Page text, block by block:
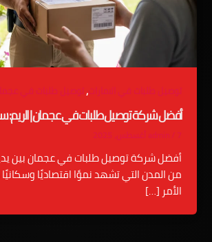
توصيل طلبات في الامارات,توصيل طلبات في
أفضل شركة توصيل طلبات في عجمان | الريم:
admin/ 7 أغسطس، 2025
أفضل شركة توصيل طلبات في عجمان بين
من المدن التي تشهد نموًا اقتصاديًا
الأمر […]